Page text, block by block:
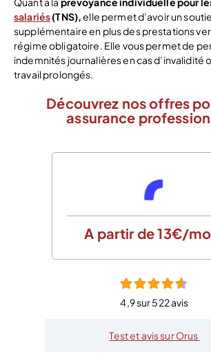
salariés(TNS),elle permet d’avoir un
supplémentaire en plus des prestations
régime obligatoire. Elle vous permet de
indemnités journalières en cas d’invalidité
travail prolongés.
Découvrez nos offres
assurance
A partir de 13€/
4,9 sur 522 avis
Test et avis sur Orus